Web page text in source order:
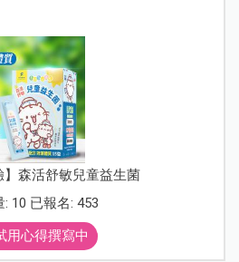
】森活舒敏兒童益生菌
: 10 已報名: 453
用心得撰寫中